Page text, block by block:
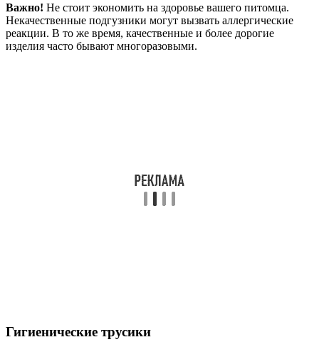
Важно! Не стоит экономить на здоровье вашего питомца.
Некачественные подгузники могут вызвать аллергические
реакции. В то же время, качественные и более дорогие
изделия часто бывают многоразовыми.
Гигиенические трусики